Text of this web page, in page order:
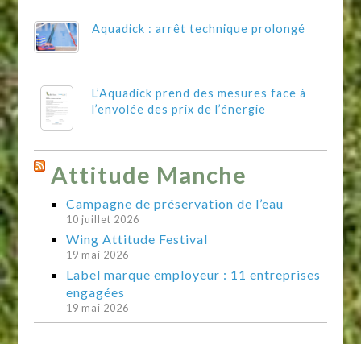
Aquadick : arrêt technique prolongé
L’Aquadick prend des mesures face à
l’envolée des prix de l’énergie
Attitude Manche
Campagne de préservation de l’eau
10 juillet 2026
Wing Attitude Festival
19 mai 2026
Label marque employeur : 11 entreprises
engagées
19 mai 2026